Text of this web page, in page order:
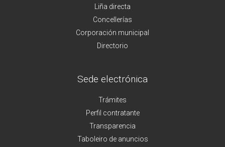
Liña directa
Concellerías
Corporación municipal
Directorio
Sede electrónica
Trámites
Perfil contratante
Transparencia
Taboleiro de anuncios